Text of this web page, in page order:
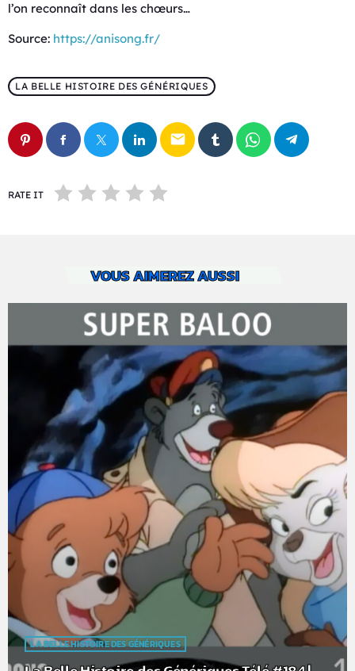
l’on reconnaît dans les chœurs…
Source: https://anisong.fr/
LA BELLE HISTOIRE DES GÉNÉRIQUES
email
RATE IT
VOUS AIMEREZ AUSSI
LA BELLE HISTOIRE DES GÉNÉRIQUES